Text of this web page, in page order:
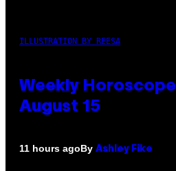
ILLUSTRATION BY REESA
Weekly
August 15
11 hours agoBy Ashley Fike